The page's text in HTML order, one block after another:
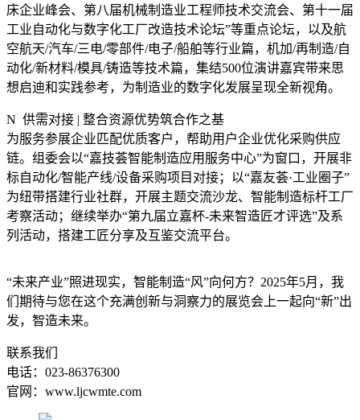
床企业峰会、第八届机械制造业工程师技术交流会、第十一届
工业自动化与数字化工厂改造技术论坛”等重点论坛，以及航
空航天/汽车/三电/零部件/电子/船舶等行业篇，机加/再制造/自
动化/新材料/模具/铸造等技术篇，集结500位演讲嘉宾带来思
想启迪和实践参考，为制造业的数字化发展呈现全新视角。
N 供需对接 | 整合资源优势筑合作之基
为服务参展企业匹配优质客户，帮助用户企业优化采购供应
链。组委会以“嘉技荟智能制造应用服务中心”为窗口，开展非
标自动化/智能产线/设备采购项目对接；以“嘉友荟·工业圈子”
为纽带搭建行业社群，开展主题交流沙龙、智能制造标杆工厂
考察活动；继续举办“第九届立嘉杯-未来智造匠才评选”及系
列活动，搭建工匠分享及互鉴交流平台。
“未来产业”照进现实，智能制造“风”向何方？2025年5月，我
们期待与您在这个充满创新与洞察力的展览会上一起向“新”出
发，智造未来。
联系我们
电话：023-86376300
官网：www.ljcwmte.com